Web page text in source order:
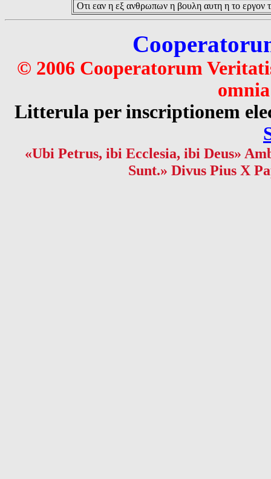
Οτι εαν η εξ ανθρωπων η βουλη αυτη η το εργον
© 2006 Cooperatorum
Litterula per inscriptionem
«Ubi Petrus, ibi Ecclesia, ibi Deus»
Sunt.» Divus Pius X